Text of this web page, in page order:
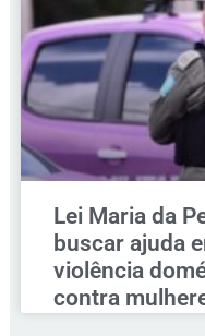
Lei Maria da
buscar ajuda
violência
contra